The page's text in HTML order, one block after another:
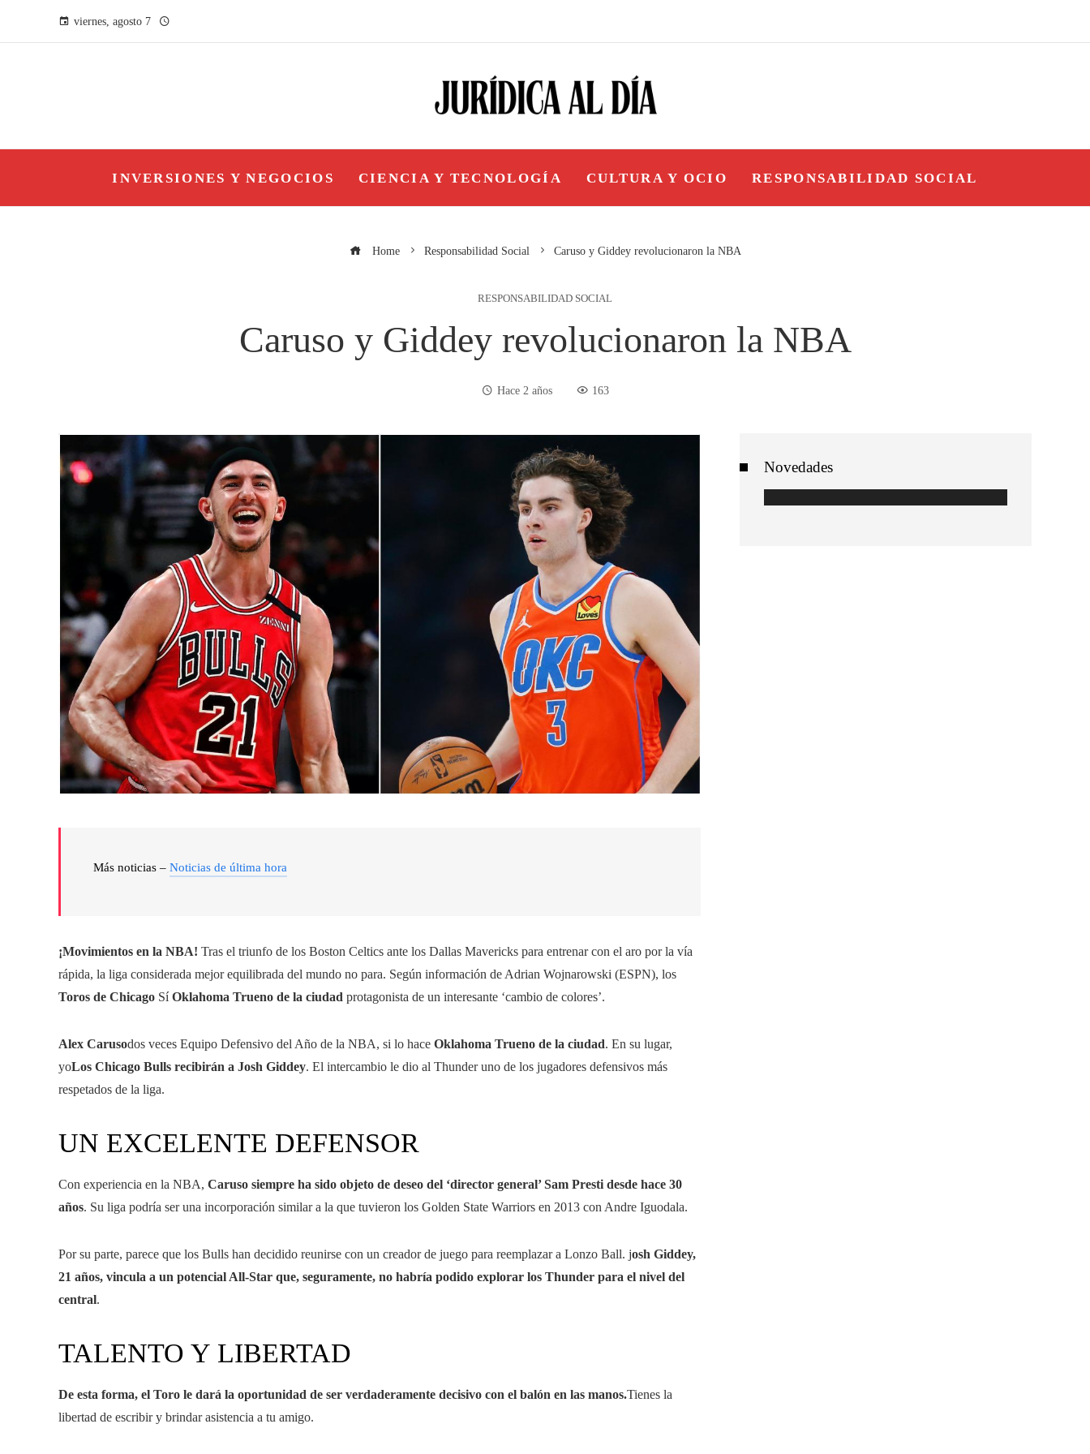
viernes, agosto 7
INVERSIONES Y NEGOCIOS CIENCIA Y TECNOLOGÍA CULTURA Y OCIO RESPONSABILIDAD SOCIAL
Home Responsabilidad Social Caruso y Giddey revolucionaron la NBA
RESPONSABILIDAD SOCIAL
Caruso y Giddey revolucionaron la NBA
Hace 2 años 163
Más noticias – Noticias de última hora
¡Movimientos en la NBA! Tras el triunfo de los Boston Celtics ante los Dallas Mavericks para entrenar con el aro por la vía
rápida, la liga considerada mejor equilibrada del mundo no para. Según información de Adrian Wojnarowski (ESPN), los
Toros de Chicago SíOklahoma Trueno de la ciudad protagonista de un interesante ‘cambio de colores’.
Alex Carusodos veces Equipo Defensivo del Año de la NBA, si lo hace Oklahoma Trueno de la ciudad. En su lugar,
yoLos Chicago Bulls recibirán a Josh Giddey. El intercambio le dio al Thunder uno de los jugadores defensivos más
respetados de la liga.
UN EXCELENTE DEFENSOR
Con experiencia en la NBA, Caruso siempre ha sido objeto de deseo del ‘director general’ Sam Presti desde hace 30
años. Su liga podría ser una incorporación similar a la que tuvieron los Golden State Warriors en 2013 con Andre Iguodala.
Por su parte, parece que los Bulls han decidido reunirse con un creador de juego para reemplazar a Lonzo Ball. josh Giddey,
21 años, vincula a un potencial All-Star que, seguramente, no habría podido explorar los Thunder para el nivel del
central.
TALENTO Y LIBERTAD
De esta forma, el Toro le dará la oportunidad de ser verdaderamente decisivo con el balón en las manos.Tienes la
libertad de escribir y brindar asistencia a tu amigo.
Novedades